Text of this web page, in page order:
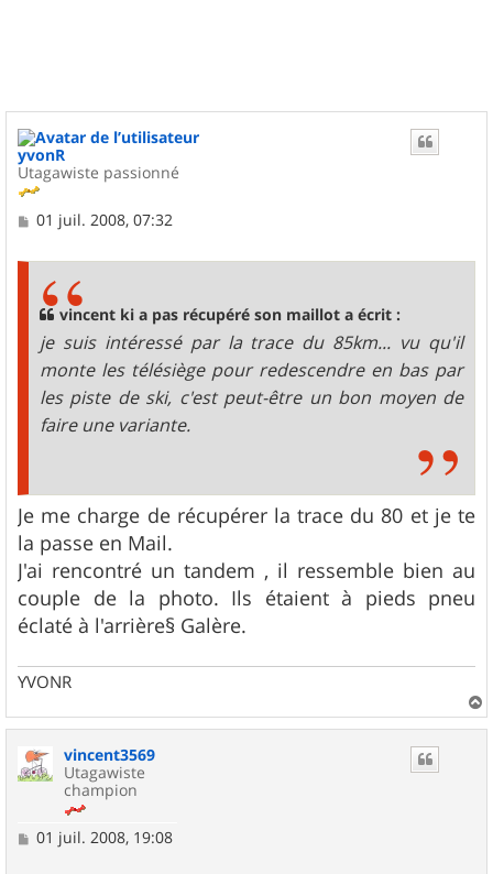
yvonR
Utagawiste passionné
M
01 juil. 2008, 07:32
vincent ki a pas récupéré son maillot a écrit :
je suis intéressé par la trace du 85km... vu qu'il
monte les télésiège pour redescendre en bas par
les piste de ski, c'est peut-être un bon moyen de
faire une variante.
Je me charge de récupérer la trace du 80 et je te
la passe en Mail.
J'ai rencontré un tandem , il ressemble bien au
couple de la photo. Ils étaient à pieds pneu
éclaté à l'arrière§ Galère.
YVONR
a
vincent3569
Utagawiste
champion
M
01 juil. 2008, 19:08